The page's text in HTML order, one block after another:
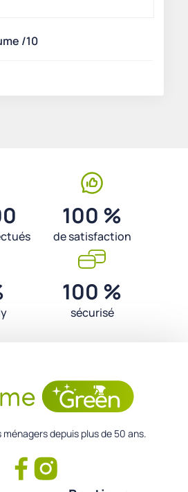
/10
100 %
de satisfaction
100 %
sécurisé
depuis plus de 50 ans.